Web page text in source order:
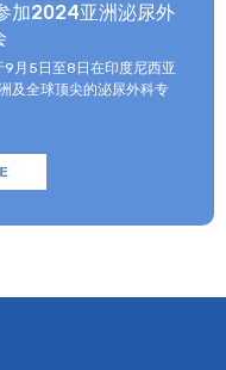
病，而18~40岁的育龄期
那么，如何及早识别和
要突破点： 皮肤是系统
很多狼疮最早是在皮肤科
损、口腔溃疡、非瘢痕性
头痛、精神异常、癫痫；
疮生物制剂的问世就大大
利尤单抗
单克隆抗体，也是一种
加2024亚洲泌尿外
月5日至8日在印度尼西亚
及全球顶尖的泌尿外科专
科学委员会主席主持了9月
像在泌尿外科机器人手术
在泌尿外科疾病诊断治